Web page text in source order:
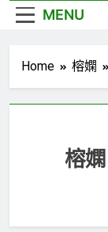
2025濱海搖滾
MENU
Home 榕嫻
榕嫻